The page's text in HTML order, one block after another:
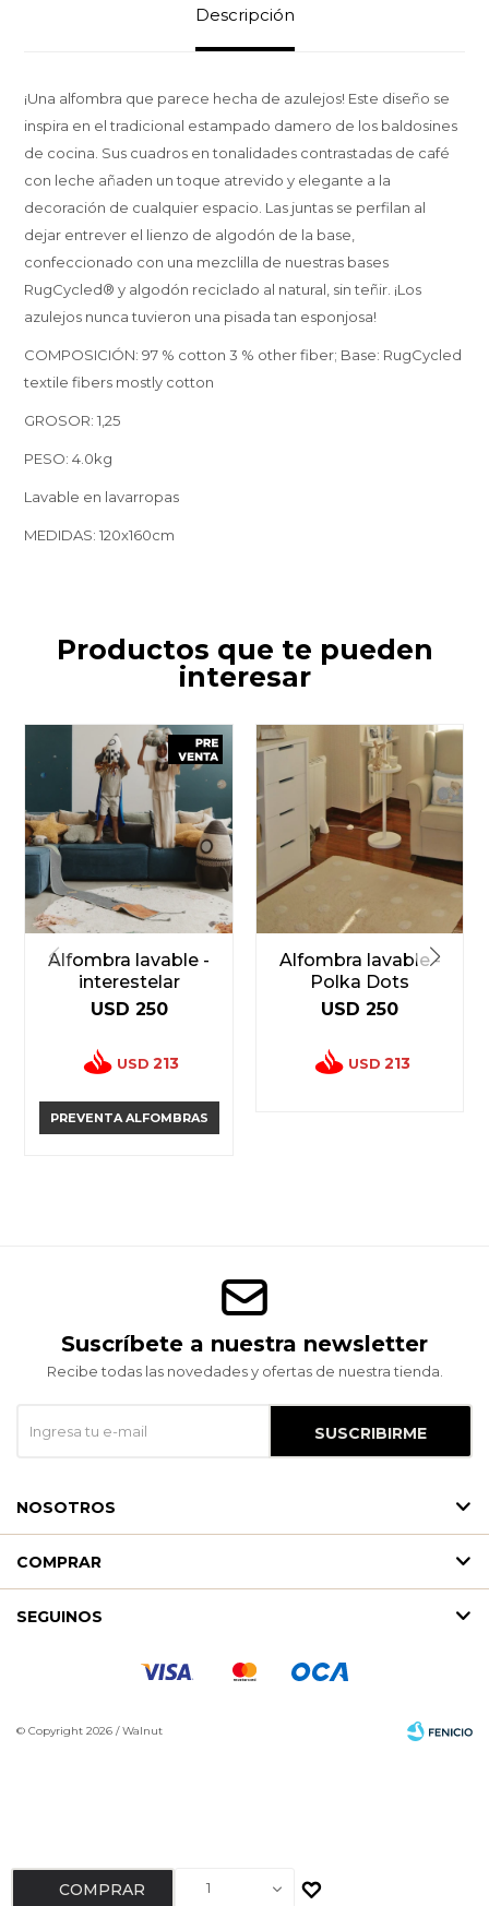
1
COMPRAR
Descripción
¡Una alfombra que parece hecha de azulejos! Este diseño se
inspira en el tradicional estampado damero de los baldosines
de cocina. Sus cuadros en tonalidades contrastadas de café
con leche añaden un toque atrevido y elegante a la
decoración de cualquier espacio. Las juntas se perfilan al
dejar entrever el lienzo de algodón de la base,
confeccionado con una mezclilla de nuestras bases
RugCycled® y algodón reciclado al natural, sin teñir. ¡Los
azulejos nunca tuvieron una pisada tan esponjosa!
COMPOSICIÓN: 97 % cotton 3 % other fiber; Base: RugCycled
textile fibers mostly cotton
GROSOR: 1,25
PESO: 4.0kg
Lavable en lavarropas
MEDIDAS: 120x160cm
Productos que te pueden
interesar
Alfombra lavable -
interestelar
USD 250
USD 213
PREVENTA ALFOMBRAS
Alfombra lavable -
Polka Dots
USD 250
USD 213
Suscríbete a nuestra newsletter
Recibe todas las novedades y ofertas de nuestra tienda.
SUSCRIBIRME
NOSOTROS
COMPRAR
SEGUINOS
© Copyright 2026 / Walnut